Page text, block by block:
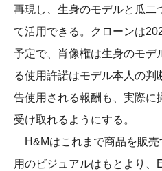
再現し、生身のモデルと瓜二
て活用できる。クローンは
予定で、肖像権は生身のモデ
る使用許諾はモデル本人の
告使用される報酬も、実際に
受け取れるようにする。
H&Mはこれまで商品を販売
用のビジュアルはもとより、